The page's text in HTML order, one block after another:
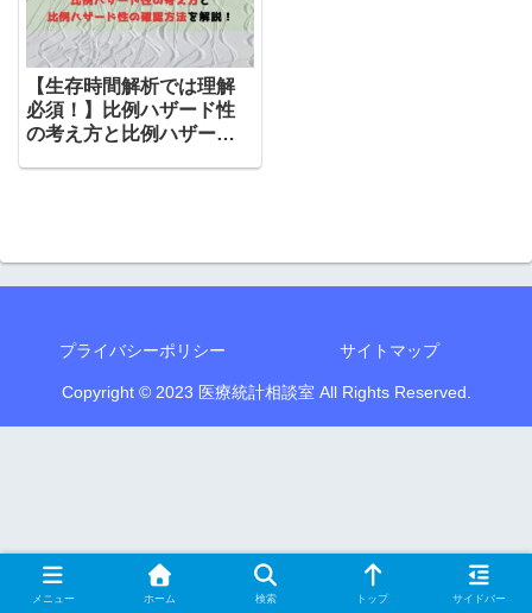
【生存時間解析では理解
必須！】比例ハザード性
の考え方と比例ハザード
プライバシーポリシー サイトマップ
Copyright © 2023 医療統計相談室 All Rights Reserved.
メニュー ホーム 検索 トップ サイドバー